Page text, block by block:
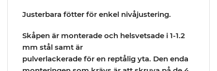
Justerbara fötter för enkel nivåjustering.
Skåpen är monterade och helsvetsade i 1-1.2
mm stål samt är
pulverlackerade för en reptålig yta. Den enda